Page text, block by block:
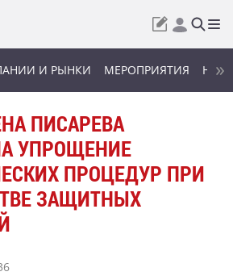
И РЫНКИ МЕРОПРИЯТИЯ
ПИСАРЕВА
УПРОЩЕНИЕ
ПРОЦЕДУР ПРИ
ЗАЩИТНЫХ